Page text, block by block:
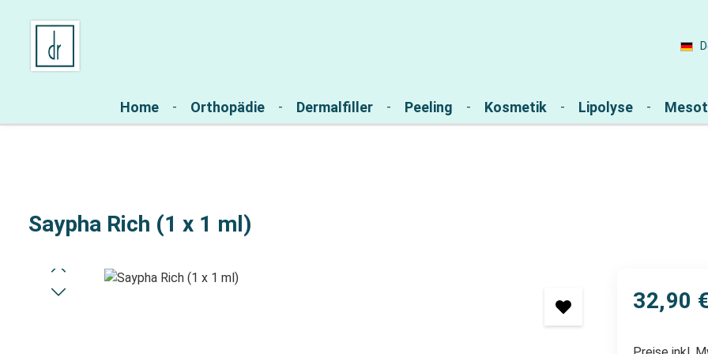
Hauptnavigation springen
Home Orthopädie Dermalfiller Peeling Kosmetik Lipolyse
Saypha Rich (1 x 1 ml)
Bildergalerie überspringen
32,90